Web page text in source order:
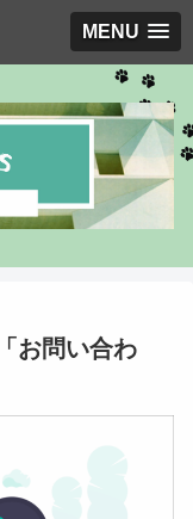
MENU
お問い合わ